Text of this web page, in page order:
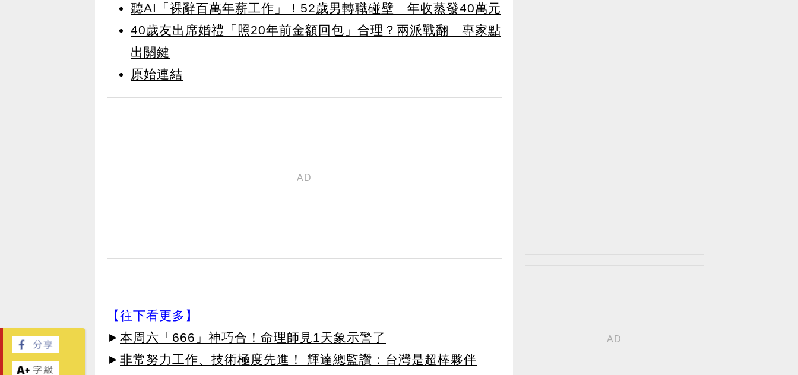
聽AI「裸辭百萬年薪工作」！52歲男轉職碰壁 年收蒸發40萬元
40歲友出席婚禮「照20年前金額回包」合理？兩派戰翻 專家點
出關鍵
原始連結
【往下看更多】
► 本周六「666」神巧合！命理師見1天象示警了
► 非常努力工作、技術極度先進！ 輝達總監讚：台灣是超棒夥伴